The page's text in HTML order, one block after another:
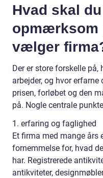
Hvad skal
opmærksom
vælger
Der er store forskelle
arbejder, og hvor
prisen, forløbet og den
på. Nogle centrale
1. erfaring og faglighed
Et firma med mange års
fornemmelse for, hvad
har. Registrerede
antikviteter,